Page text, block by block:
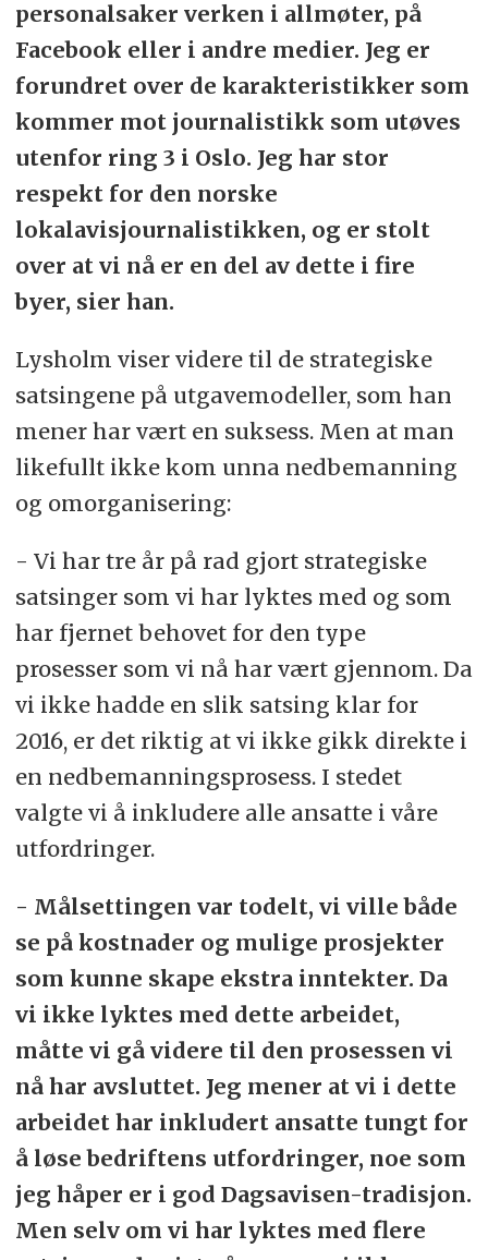
personalsaker verken i allmøter, på
Facebook eller i andre medier. Jeg er
forundret over de karakteristikker som
kommer mot journalistikk som utøves
utenfor ring 3 i Oslo. Jeg har stor
respekt for den norske
lokalavisjournalistikken, og er stolt
over at vi nå er en del av dette i fire
byer, sier han.
Lysholm viser videre til de strategiske
satsingene på utgavemodeller, som han
mener har vært en suksess. Men at man
likefullt ikke kom unna nedbemanning
og omorganisering:
- Vi har tre år på rad gjort strategiske
satsinger som vi har lyktes med og som
har fjernet behovet for den type
prosesser som vi nå har vært gjennom. Da
vi ikke hadde en slik satsing klar for
2016, er det riktig at vi ikke gikk direkte i
en nedbemanningsprosess. I stedet
valgte vi å inkludere alle ansatte i våre
utfordringer.
- Målsettingen var todelt, vi ville både
se på kostnader og mulige prosjekter
som kunne skape ekstra inntekter. Da
vi ikke lyktes med dette arbeidet,
måtte vi gå videre til den prosessen vi
nå har avsluttet. Jeg mener at vi i dette
arbeidet har inkludert ansatte tungt for
å løse bedriftens utfordringer, noe som
jeg håper er i god Dagsavisen-tradisjon.
Men selv om vi har lyktes med flere